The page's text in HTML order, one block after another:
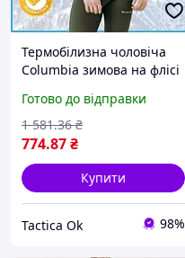
Термобілизна чоловіча
Columbia зимова на флісі
хакі та в подарунок
шкарпетки для
військового Tactic
Готово до відправки
774.87₴
1 581.36 ₴
Купити
Tactica Ok 98%